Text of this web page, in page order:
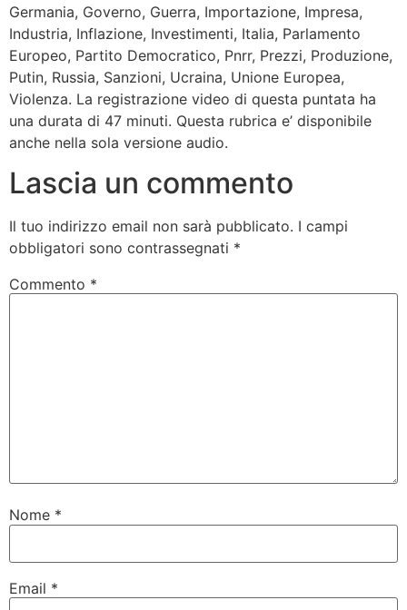
Germania, Governo, Guerra, Importazione, Impresa,
Industria, Inflazione, Investimenti, Italia, Parlamento
Europeo, Partito Democratico, Pnrr, Prezzi, Produzione,
Putin, Russia, Sanzioni, Ucraina, Unione Europea,
Violenza. La registrazione video di questa puntata ha
una durata di 47 minuti. Questa rubrica e’ disponibile
anche nella sola versione audio.
Lascia un commento
Il tuo indirizzo email non sarà pubblicato. I campi
obbligatori sono contrassegnati *
Commento *
Nome *
Email *